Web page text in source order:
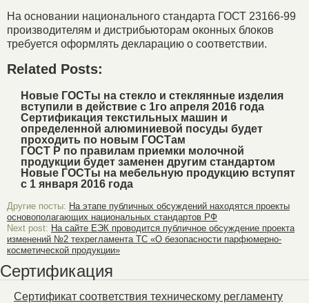
На основании национального стандарта ГОСТ 23166-99
производителям и дистрибьюторам оконных блоков
требуется оформлять декларацию о соответствии.
Related Posts:
Новые ГОСТы на стекло и стеклянные изделия
вступили в действие с 1го апреля 2016 года
Сертификация текстильных машин и
определенной алюминиевой посуды будет
проходить по новым ГОСТам
ГОСТ Р по правилам приемки молочной
продукции будет заменен другим стандартом
Новые ГОСТы на мебельную продукцию вступят
с 1 января 2016 года
Другие посты: На этапе публичных обсуждений находятся проекты
основополагающих национальных стандартов РФ
Next post: На сайте ЕЭК проводится публичное обсуждение проекта
изменений №2 техрегламента ТС «О безопасности парфюмерно-
косметической продукции»
Сертификация
Сертификат соответствия техническому регламенту